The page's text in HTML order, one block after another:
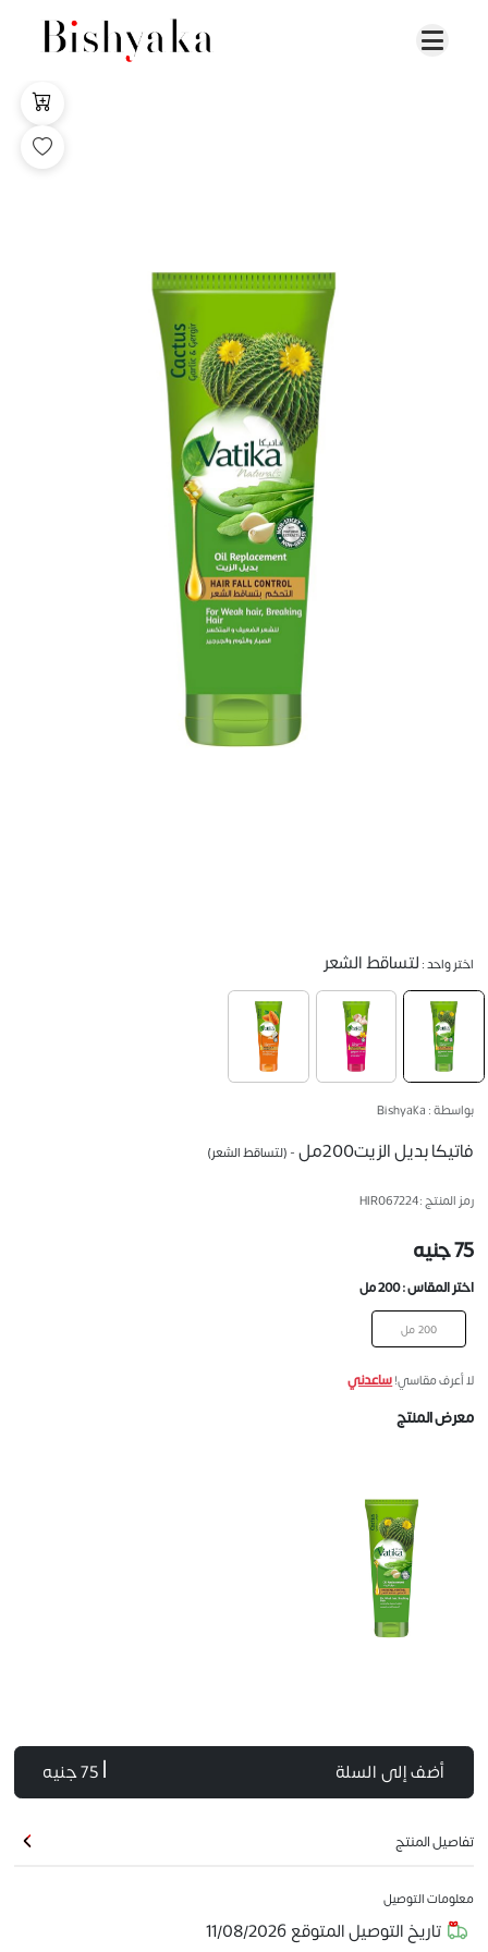
اختر واحد :لتساقط الشعر
بواسطة : Bishyaka
فاتيكا بديل الزيت200مل - (لتساقط الشعر)
رمز المنتج :HIR067224
75 جنيه
اختر المقاس :200 مل
200 مل
لا أعرف مقاسي!ساعدني
معرض المنتج
أضف إلى السلة | 75 جنيه
تفاصيل المنتج
معلومات التوصيل
تاريخ التوصيل المتوقع11/08/2026